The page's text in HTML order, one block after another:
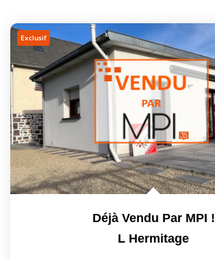
Exclusif
Déjà Vendu Par MPI !
L Hermitage